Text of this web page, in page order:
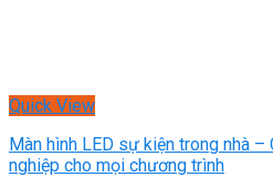
Quick View
Màn hình LED sự kiện trong nhà –
nghiệp cho mọi chương trình